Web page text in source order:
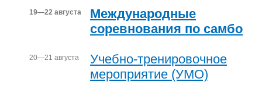
19—22 августа
Международные
соревнования по самбо
20—21 августа
Учебно-тренировочное
мероприятие (УМО)